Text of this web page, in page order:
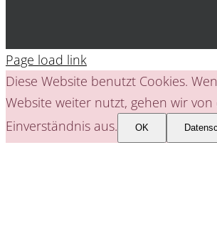
Page load link
Diese Website benutzt Cookies.
Website weiter nutzt, gehen wir von
Einverständnis aus.
OK